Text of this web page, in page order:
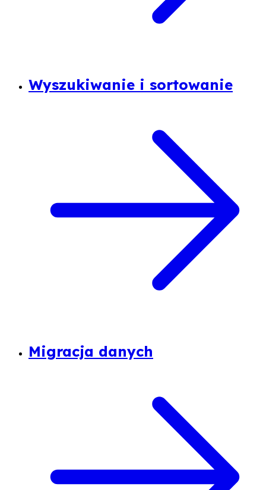
Wyszukiwanie i sortowanie
Migracja danych